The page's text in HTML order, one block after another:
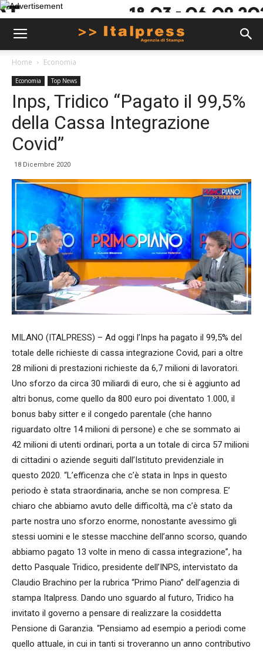
Home Economia
Economia Top News
Inps, Tridico “Pagato il 99,5%
della Cassa Integrazione
Covid”
18 Dicembre 2020
MILANO (ITALPRESS) – Ad oggi l’Inps ha pagato il 99,5% del
totale delle richieste di cassa integrazione Covid, pari a oltre
28 milioni di prestazioni richieste da 6,7 milioni di lavoratori.
Uno sforzo da circa 30 miliardi di euro, che si è aggiunto ad
altri bonus, come quello da 800 euro poi diventato 1.000, il
bonus baby sitter e il congedo parentale (che hanno
riguardato oltre 14 milioni di persone) e che se sommato ai
42 milioni di utenti ordinari, porta a un totale di circa 57 milioni
di cittadini o aziende seguiti dall’Istituto previdenziale in
questo 2020. “L’efficenza che c’è stata in Inps in questo
periodo è stata straordinaria, anche se non compresa. E’
chiaro che abbiamo avuto delle difficoltà, ma c’è stato da
parte nostra uno sforzo enorme, nonostante avessimo gli
stessi uomini e le stesse macchine dell’anno scorso, quando
abbiamo pagato 13 volte in meno di cassa integrazione”, ha
detto Pasquale Tridico, presidente dell’INPS, intervistato da
Claudio Brachino per la rubrica “Primo Piano” dell’agenzia di
stampa Italpress. Dando uno sguardo al futuro, Tridico ha
invitato il governo a pensare di realizzare la cosiddetta
Pensione di Garanzia. “Pensiamo ad esempio a periodi come
quello attuale, in cui in tanti si troveranno un anno contributivo